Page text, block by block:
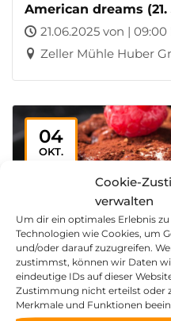
Cookie-
verwalten
Um dir ein optimales Erlebnis
Technologien wie Cookies, um
und/oder darauf zuzugreifen.
zustimmst, können wir Daten
eindeutige IDs auf dieser
Zustimmung nicht erteilst oder
Merkmale und Funktionen
American dreams (21.
21.06.2025 von | 09:00
Zeller Mühle Huber
04
OKT.
American dreams